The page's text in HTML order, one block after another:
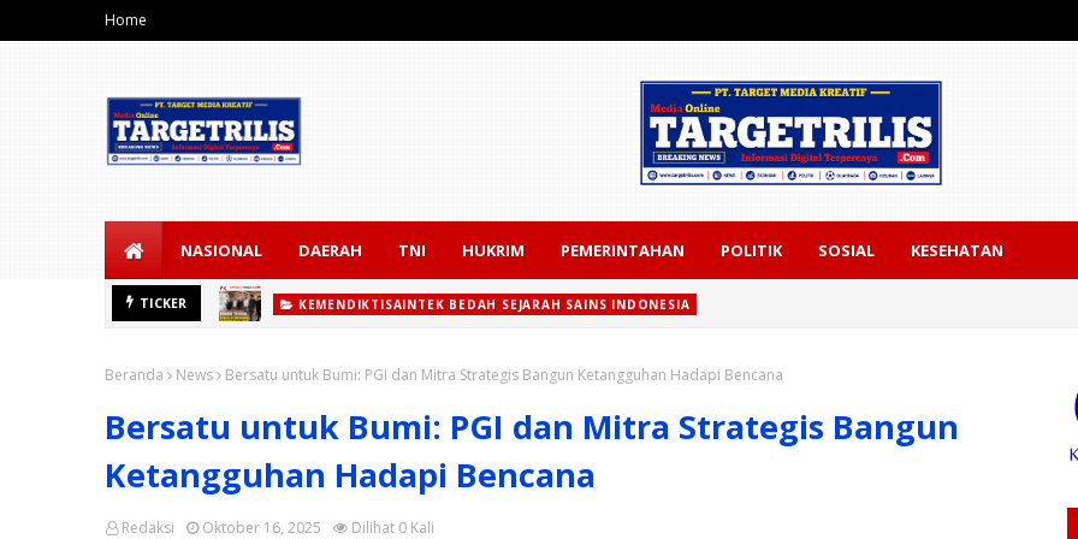
Home
NASIONAL DAERAH TNI HUKRIM PEMERINTAHAN POLITIK SOSIAL KESEHATAN
TICKER KEMENDIKTISAINTEK BEDAH SEJARAH SAINS INDONESIA
Beranda News Bersatu untuk Bumi: PGI dan Mitra Strategis Bangun Ketangguhan Hadapi Bencana
Bersatu untuk Bumi: PGI dan Mitra Strategis Bangun
Ketangguhan Hadapi Bencana
Redaksi Dilihat 0 Kali
Oktober 16, 2025